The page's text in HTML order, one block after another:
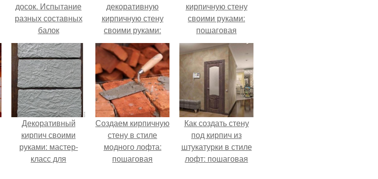
досок. Испытание
разных составных
балок
декоративную
кирпичную стену
своими руками:
пошаговая
инструкция
кирпичную стену
своими руками:
пошаговая
инструкция
Декоративный
кирпич своими
руками: мастер-
класс для
Создаем кирпичную
стену в стиле
модного лофта:
пошаговая
Как создать стену
под кирпич из
штукатурки в стиле
лофт: пошаговая